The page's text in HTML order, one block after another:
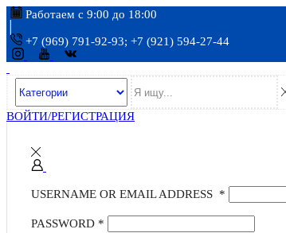
Работаем с 9:00 до 18:00
+7 (969) 791-92-93; +7 (921) 594-27-44
ВОЙТИ/РЕГИСТРАЦИЯ
USERNAME OR EMAIL ADDRESS *
PASSWORD *